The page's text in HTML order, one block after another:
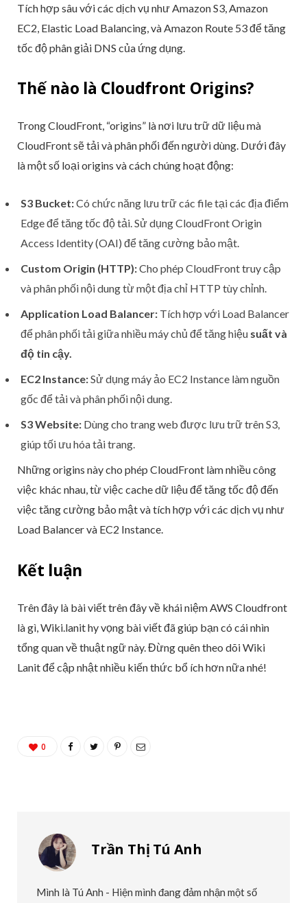
Tích hợp sâu với các dịch vụ như Amazon S3, Amazon
EC2, Elastic Load Balancing, và Amazon Route 53 để tăng
tốc độ phân giải DNS của ứng dụng.
Thế nào là Cloudfront Origins?
Trong CloudFront, “origins” là nơi lưu trữ dữ liệu mà
CloudFront sẽ tải và phân phối đến người dùng. Dưới đây
là một số loại origins và cách chúng hoạt động:
S3 Bucket:Có chức năng lưu trữ các file tại các địa điểm
Edge để tăng tốc độ tải. Sử dụng CloudFront Origin
Access Identity (OAI) để tăng cường bảo mật.
Custom Origin (HTTP):Cho phép CloudFront truy cập
và phân phối nội dung từ một địa chỉ HTTP tùy chỉnh.
Application Load Balancer: Tích hợp với Load Balancer
để phân phối tải giữa nhiều máy chủ để tăng hiệu suất và
độ tin cậy.
EC2 Instance:Sử dụng máy ảo EC2 Instance làm nguồn
gốc để tải và phân phối nội dung.
S3 Website: Dùng cho trang web được lưu trữ trên S3,
giúp tối ưu hóa tải trang.
Những origins này cho phép CloudFront làm nhiều công
việc khác nhau, từ việc cache dữ liệu để tăng tốc độ đến
việc tăng cường bảo mật và tích hợp với các dịch vụ như
Load Balancer và EC2 Instance.
Kết luận
Trên đây là bài viết trên đây về khái niệm AWS Cloudfront
là gì, Wiki.lanit hy vọng bài viết đã giúp bạn có cái nhìn
tổng quan về thuật ngữ này. Đừng quên theo dõi Wiki
Lanit để cập nhật nhiều kiến thức bổ ích hơn nữa nhé!
0
Trần Thị Tú Anh
Mình là Tú Anh - Hiện mình đang đảm nhận một số